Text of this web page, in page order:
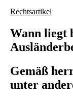
Rechtsartikel
Wann liegt
Gemäß
unter